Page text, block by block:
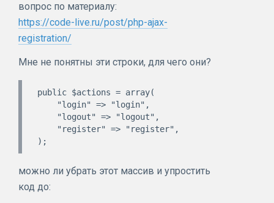
вопрос по материалу:
https://code-live.ru/post/php-ajax-
registration/
Мне не понятны эти строки, для чего они?
public $actions = array(
можно ли убрать этот массив и упростить
код до: